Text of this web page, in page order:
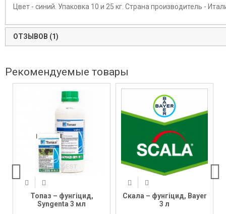
Цвет - синий. Упаковка 10 и 25 кг. Страна производитель -
ОТЗЫВОВ (1)
Рекомендуемые товары
Топаз – фунгіцид,
Syngenta 3 мл
Скала – фунгіцид, Bayer
3 л